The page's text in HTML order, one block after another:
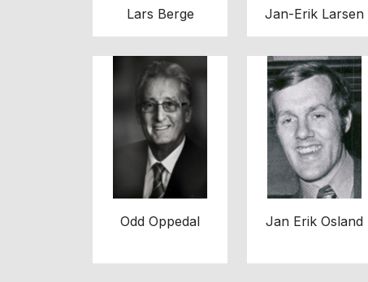
Lars Berge Jan-Erik Larsen
Odd Oppedal Jan Erik Osland